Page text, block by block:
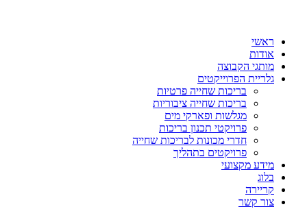
ראשי
אודות
מותגי הקבוצה
גלריית הפרוייקטים
בריכות שחייה פרטיות
בריכות שחייה ציבוריות
מגלשות ופארקי מים
פרויקטי תכנון בריכות
חדרי מכונות לבריכות שחייה
פרויקטים בתהליך
מידע מקצועי
בלוג
קריירה
צור קשר